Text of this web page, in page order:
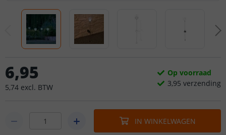
6,95
5,74 excl. BTW
Op voorraad
3,95 verzending
IN WINKELWAGEN